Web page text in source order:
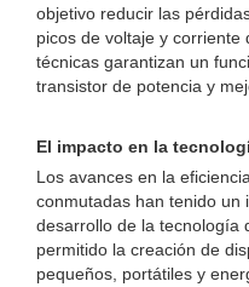
objetivo reducir las
picos de voltaje y corriente
técnicas garantizan un
transistor de potencia y
El impacto en la
Los avances en la
conmutadas han tenido un
desarrollo de la tecnología
permitido la creación de
pequeños, portátiles y